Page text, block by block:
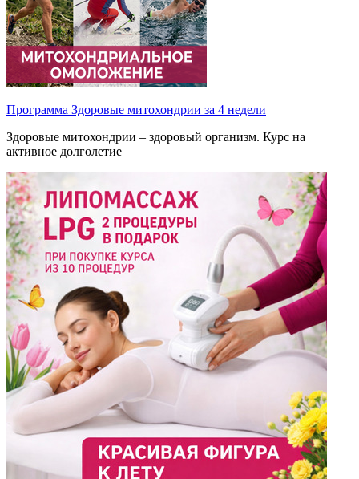
Программа Здоровые митохондрии за 4 недели
Здоровые митохондрии – здоровый организм. Курс на
активное долголетие